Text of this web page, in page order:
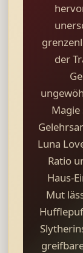
der
Luna
Ratio
Haus-
Mut